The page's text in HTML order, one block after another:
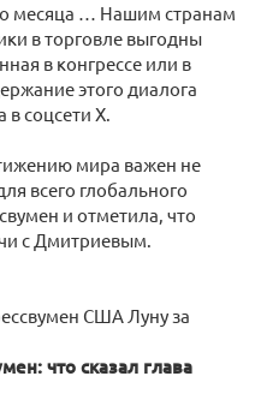
месяца … Нашим странам
в торговле выгодны
в конгрессе или в
этого диалога
соцсети X.
мира важен не
всего глобального
и отметила, что
с Дмитриевым.
США Луну за
что сказал глава